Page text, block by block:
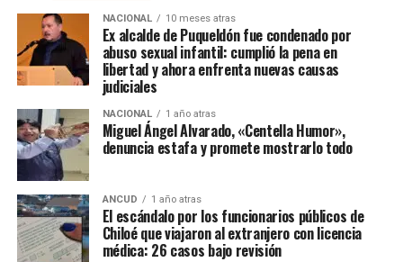
“En su minuto, lamentablemente hubo un dictamen
de Contraloría que prohibía los saneamientos de
sitios, sobre la Ley 2.695, y eso lo consideramos una
medida injusta por un caso particular que ocurrió en
Santiago y que estaba afectando a la gente de
nuestra provincia. Afortunadamente un nuevo
dictamen de Contraloría General de la República
deja sin efecto esa resolución y va a permitir
nuevamente que todas las carpetas de saneamiento
de títulos de dominios sobre la propiedad particular,
vuelvan a seguir su tramitación y puedan obtener su
título de dominio”,expresó el Consejero Cárcamo.
NACIONAL 10 meses atras
Ex alcalde de Puqueldón fue condenado por
abuso sexual infantil: cumplió la pena en
libertad y ahora enfrenta nuevas causas
judiciales
NACIONAL 1 año atras
Miguel Ángel Alvarado, «Centella Humor»,
denuncia estafa y promete mostrarlo todo
ANCUD 1 año atras
El escándalo por los funcionarios públicos de
Chiloé que viajaron al extranjero con licencia
médica: 26 casos bajo revisión